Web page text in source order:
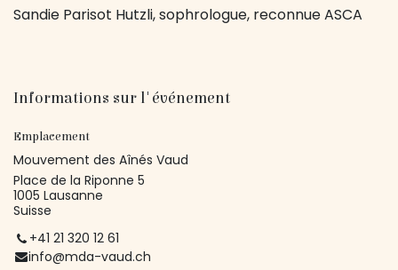
Sandie Parisot Hutzli, sophrologue, reconnue ASCA
Informations sur l'événement
Emplacement
Mouvement des Aînés Vaud
Place de la Riponne 5
1005 Lausanne
Suisse
+41 21 320 12 61
info@mda-vaud.ch